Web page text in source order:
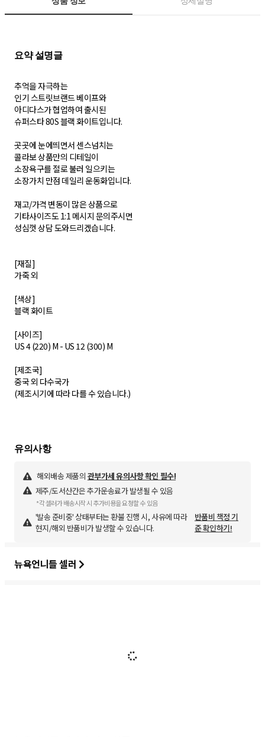
요약 설명글
추억을 자극하는
인기 스트릿브랜드 베이프와
아디다스가 협업하여 출시된
슈퍼스타 80S 블랙 화이트입니다.
곳곳에 눈에띄면서 센스넘치는
콜라보 상품만의 디테일이
소장욕구를 절로 불러 일으키는
소장가치 만점 데일리 운동화입니다.
재고/가격 변동이 많은 상품으로
기타사이즈도 1:1 메시지 문의주시면
성심껏 상담 도와드리겠습니다.
[재질]
가죽 외
[색상]
블랙 화이트
[사이즈]
US 4 (220) M - US 12 (300) M
[제조국]
중국 외 다수국가
(제조시기에 따라 다를 수 있습니다.)
유의사항
해외배송 제품의 관부가세 유의사항 확인 필수!
제주/도서산간은 추가운송료가 발생될 수 있음
*각 셀러가 배송시작 시 추가비용을 요청할 수 있음
'발송 준비중' 상태부터는 환불 진행 시, 사유에 따라
현지/해외 반품비가 발생할 수 있습니다.
반품비 책정 기
준 확인하기!
뉴욕언니들 셀러